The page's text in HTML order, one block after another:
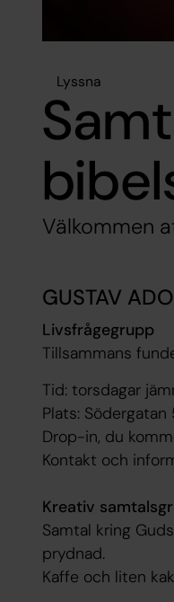
Lyssna
Välkommen
GUSTAV
Livsfrågegrupp
Tillsammans
Tid: torsdagar
Plats: Södergatan
Drop-in, du
Kontakt och
Kreativ
Samtal kring
prydnad.
Kaffe och liten